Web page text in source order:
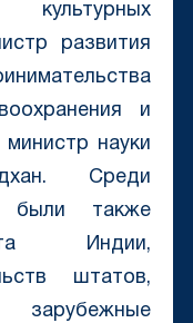
развития
и
министр науки
Среди
были также
Индии,
штатов,